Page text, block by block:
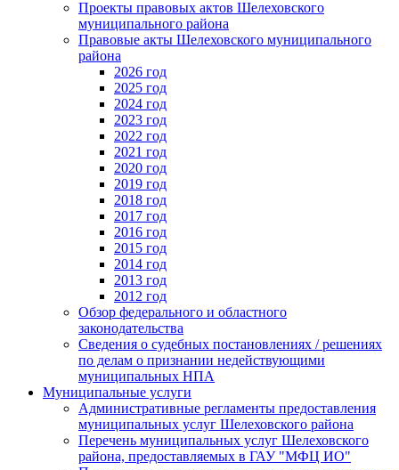
Проекты правовых актов Шелеховского
муниципального района
Правовые акты Шелеховского муниципального
района
2026 год
2025 год
2024 год
2023 год
2022 год
2021 год
2020 год
2019 год
2018 год
2017 год
2016 год
2015 год
2014 год
2013 год
2012 год
Обзор федерального и областного
законодательства
Сведения о судебных постановлениях / решениях
по делам о признании недействующими
муниципальных НПА
Муниципальные услуги
Административные регламенты предоставления
муниципальных услуг Шелеховского района
Перечень муниципальных услуг Шелеховского
района, предоставляемых в ГАУ "МФЦ ИО"